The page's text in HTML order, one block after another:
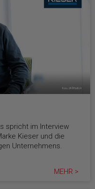
spricht im Interview
Kieser und die
Unternehmens.
MEHR >